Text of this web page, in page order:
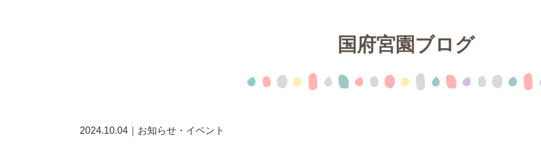
国府宮園ブログ
2024.10.04｜お知らせ・イベント